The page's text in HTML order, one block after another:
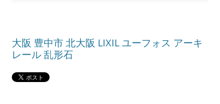
大阪 豊中市 北大阪 LIXIL ユーフォス アーキ
レール 乱形石